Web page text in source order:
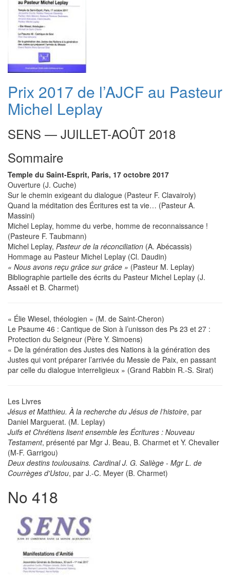
Prix 2017 de l’AJCF au Pasteur
Michel Leplay
SENS — JUILLET-AOÛT 2018
Sommaire
Temple du Saint-Esprit, Paris, 17 octobre 2017
Ouverture (J. Cuche)
Sur le chemin exigeant du dialogue (Pasteur F. Clavairoly)
Quand la méditation des Écritures est ta vie… (Pasteur A.
Massini)
Michel Leplay, homme du verbe, homme de reconnaissance !
(Pasteure F. Taubmann)
Michel Leplay, Pasteur de la réconciliation (A. Abécassis)
Hommage au Pasteur Michel Leplay (Cl. Daudin)
« Nous avons reçu grâce sur grâce » (Pasteur M. Leplay)
Bibliographie partielle des écrits du Pasteur Michel Leplay (J.
Assaël et B. Charmet)
« Élie Wiesel, théologien » (M. de Saint-Cheron)
Le Psaume 46 : Cantique de Sion à l’unisson des Ps 23 et 27 :
Protection du Seigneur (Père Y. Simoens)
« De la génération des Justes des Nations à la génération des
Justes qui vont préparer l’arrivée du Messie de Paix, en passant
par celle du dialogue interreligieux » (Grand Rabbin R.-S. Sirat)
Les Livres
Jésus et Matthieu. À la recherche du Jésus de l’histoire, par
Daniel Marguerat. (M. Leplay)
Juifs et Chrétiens lisent ensemble les Écritures : Nouveau
Testament, présenté par Mgr J. Beau, B. Charmet et Y. Chevalier
(M-F. Garrigou)
Deux destins toulousains. Cardinal J. G. Saliège - Mgr L. de
Courrèges d'Ustou, par J.-C. Meyer (B. Charmet)
No 418